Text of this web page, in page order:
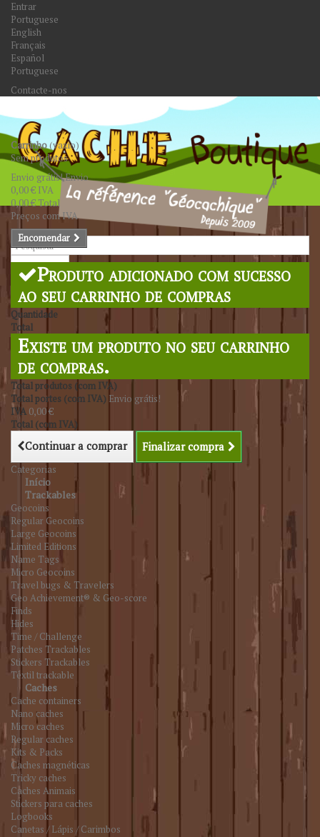
Entrar
Portuguese
English
Français
Español
Portuguese
Contacte-nos
Pesquisar
Carrinho(vazio)
Sem produtos
Envio grátis!Envio
0,00 € IVA
0,00 €Total
Preços com IVA
Encomendar
Produto adicionado com sucesso
ao seu carrinho de compras
Quantidade
Total
Existe um produto no seu carrinho
de compras.
Total produtos (com IVA)
Total portes (com IVA) Envio grátis!
IVA 0,00 €
Total (com IVA)
Continuar a comprar Finalizar compra
Categorias
Início
Trackables
Geocoins
Regular Geocoins
Large Geocoins
Limited Editions
Name Tags
Micro Geocoins
Travel bugs & Travelers
Geo Achievement® & Geo-score
Finds
Hides
Time / Challenge
Patches Trackables
Stickers Trackables
Têxtil trackable
Caches
Cache containers
Nano caches
Micro caches
Regular caches
Kits & Packs
Caches magnéticas
Tricky caches
Caches Animais
Stickers para caches
Logbooks
Canetas / Lápis / Carimbos